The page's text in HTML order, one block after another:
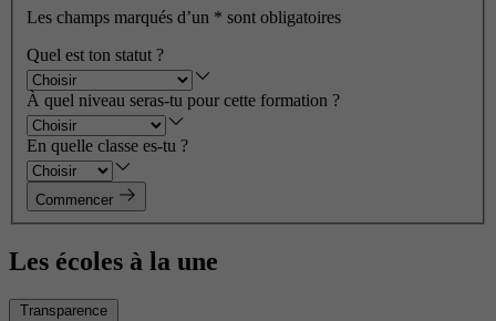
Les champs marqués d’un * sont obligatoires
Quel est ton statut ?
À quel niveau seras-tu pour cette formation ?
En quelle classe es-tu ?
Commencer
Les écoles à la une
Transparence